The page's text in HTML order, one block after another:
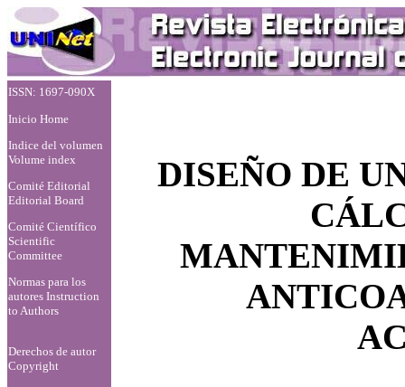
ISSN: 1697-090X
Inicio Home
Indice del volumen
Volume index
Comité Editorial
Editorial Board
Comité Científico
Scientific
Committee
Normas para los
autores Instruction
to Authors
Derechos de autor
Copyright
DISEÑO DE